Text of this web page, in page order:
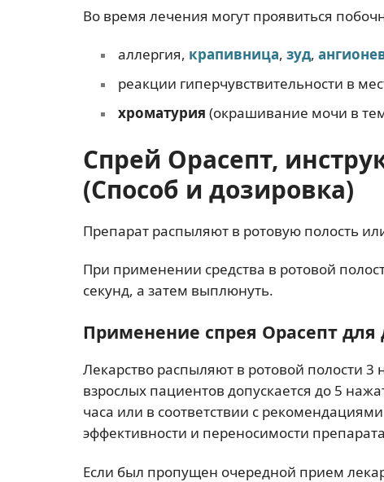
Во время лечения могут проявиться
аллергия, крапивница, зуд,
реакции гиперчувствительности в
хроматурия (окрашивание мочи в
Спрей Орасепт,
(Способ и дозировка)
Препарат распыляют в ротовую полость
При применении средства в ротовой
секунд, а затем выплюнуть.
Применение спрея Орасепт для
Лекарство распыляют в ротовой полости
взрослых пациентов допускается до 5
часа или в соответствии с
эффективности и переносимости
Если был пропущен очередной прием